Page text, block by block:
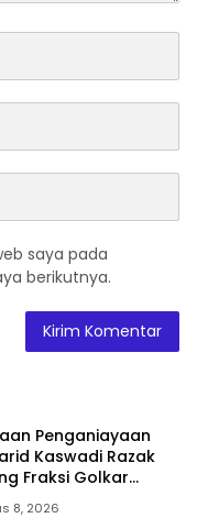
saya pada
berikutnya.
Penganiayaan
Kaswadi Razak
Fraksi Golkar
8, 2026